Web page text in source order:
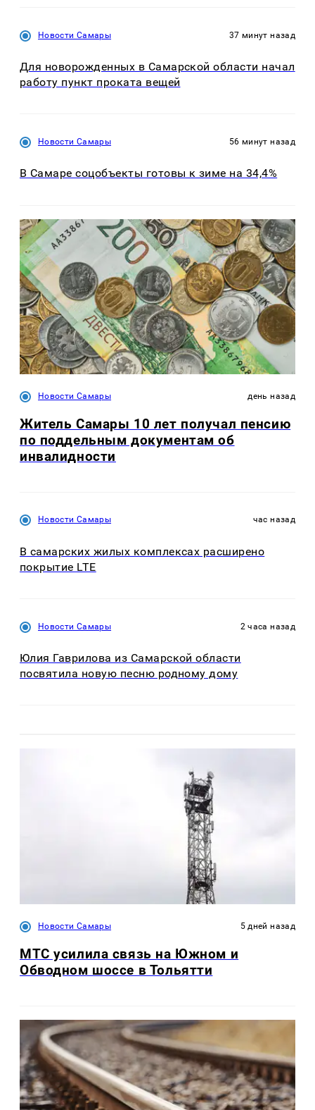
Новости Самары 37 минут назад
Для новорожденных в Самарской области начал
работу пункт проката вещей
Новости Самары 56 минут назад
В Самаре соцобъекты готовы к зиме на 34,4%
Новости Самары день назад
Житель Самары 10 лет получал пенсию
по поддельным документам об
инвалидности
Новости Самары час назад
В самарских жилых комплексах расширено
покрытие LTE
Новости Самары 2 часа назад
Юлия Гаврилова из Самарской области
посвятила новую песню родному дому
Новости Самары 5 дней назад
МТС усилила связь на Южном и
Обводном шоссе в Тольятти